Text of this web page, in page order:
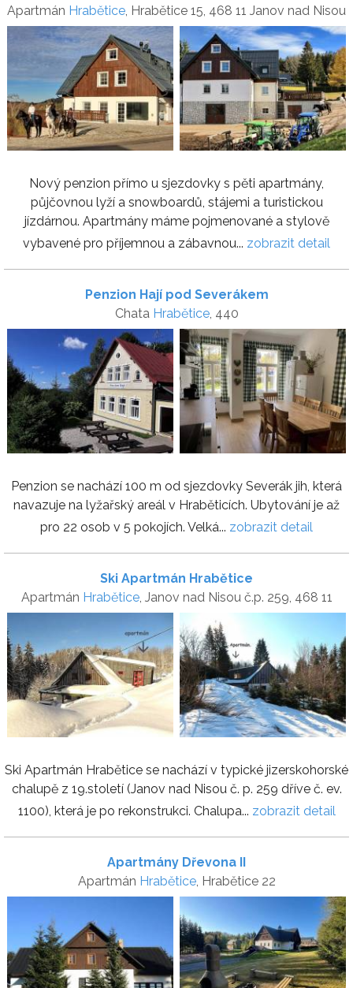
Apartmán Hrabětice , Hrabětice 15, 468 11 Janov nad Nisou
Nový penzion přímo u sjezdovky s pěti apartmány,
půjčovnou lyží a snowboardů, stájemi a turistickou
jízdárnou. Apartmány máme pojmenované a stylově
vybavené pro příjemnou a zábavnou... zobrazit detail
Penzion Hají pod Severákem
Chata Hrabětice, 440
Penzion se nachází 100 m od sjezdovky Severák jih, která
navazuje na lyžařský areál v Hraběticích. Ubytování je až
pro 22 osob v 5 pokojích. Velká... zobrazit detail
Ski Apartmán Hrabětice
Apartmán Hrabětice, Janov nad Nisou č.p. 259, 468 11
Ski Apartmán Hrabětice se nachází v typické jizerskohorské
chalupě z 19.století (Janov nad Nisou č. p. 259 dříve č. ev.
1100), která je po rekonstrukci. Chalupa... zobrazit detail
Apartmány Dřevona II
Apartmán Hrabětice, Hrabětice 22